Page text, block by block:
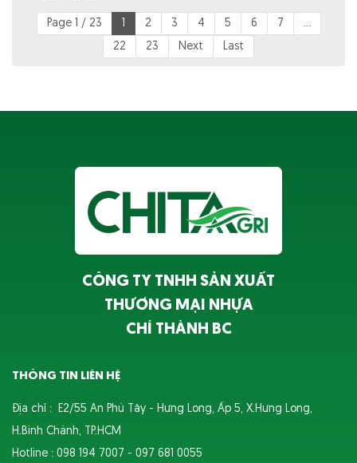
Page 1 / 23 1 2 3 4 5 6 7
...
22
23 Next Last
CÔNG TY TNHH SẢN XUẤT
THƯƠNG MẠI NHỰA
CHÍ THÀNH BC
THÔNG TIN LIÊN HỆ
Địa chỉ : E2/55 An Phú Tây - Hưng Long, Ấp 5, X.Hưng Long,
H.Bình Chánh, TP.HCM
Hotline : 098 194 7007 - 097 681 0055